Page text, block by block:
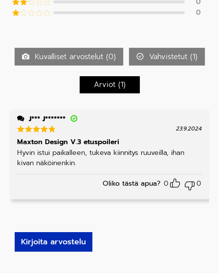
tuotteesta
:4/ 5
Arvos
telu
tuottee
Arvo
a:2/
u
ott
0
Kuvalliset arvostelut (0) Vahvistetut (1)
Arviot (1)
J*** J*******
Arvostelu
tuotteesta
:5/ 5
23.9.2024
Maxton Design V.3 etuspoileri
Hyvin istui paikalleen, tukeva kiinnitys ruuveilla, ihan
kivan näköinenkin.
Oliko tästä apua? 0 0
Kirjoita arvostelu